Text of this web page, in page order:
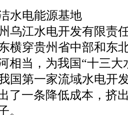
水电能源基地
江水电开发有限责
横穿贵州省中部和东
相当，为我国“十三大
国第一家流域水电开
了一条降低成本，挤
。